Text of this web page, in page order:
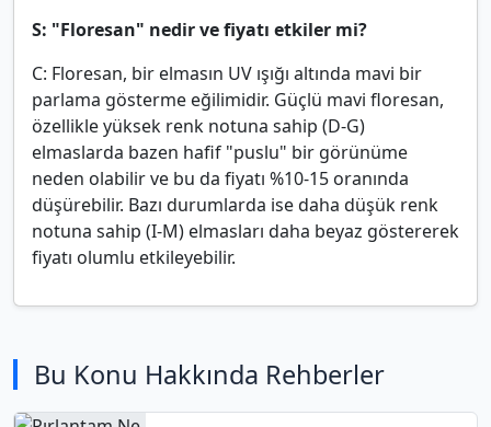
S: "Floresan" nedir ve fiyatı etkiler mi?
C: Floresan, bir elmasın UV ışığı altında mavi bir
parlama gösterme eğilimidir. Güçlü mavi floresan,
özellikle yüksek renk notuna sahip (D-G)
elmaslarda bazen hafif "puslu" bir görünüme
neden olabilir ve bu da fiyatı %10-15 oranında
düşürebilir. Bazı durumlarda ise daha düşük renk
notuna sahip (I-M) elmasları daha beyaz göstererek
fiyatı olumlu etkileyebilir.
Bu Konu Hakkında Rehberler